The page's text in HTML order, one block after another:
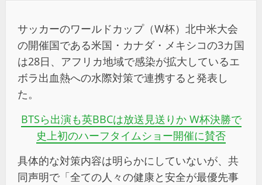
サッカーのワールドカップ（W杯）北中米大会
の開催国である米国・カナダ・メキシコの3カ国
は28日、アフリカ地域で感染が拡大しているエ
ボラ出血熱への水際対策で連携すると発表し
た。
BTSら出演も英BBCは放送見送りか W杯決勝で
史上初のハーフタイムショー開催に賛否
具体的な対策内容は明らかにしていないが、共
同声明で「全ての人々の健康と安全が最優先事